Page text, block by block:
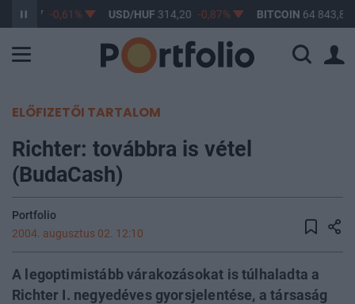
363,17 -0,61% USD/HUF 314,20 -0,87% BITCOIN 64 843,87
ELŐFIZETŐI TARTALOM
Richter: továbbra is vétel
(BudaCash)
Portfolio
2004. augusztus 02. 12:10
A legoptimistább várakozásokat is túlhaladta a
Richter I. negyedéves gyorsjelentése, a társaság